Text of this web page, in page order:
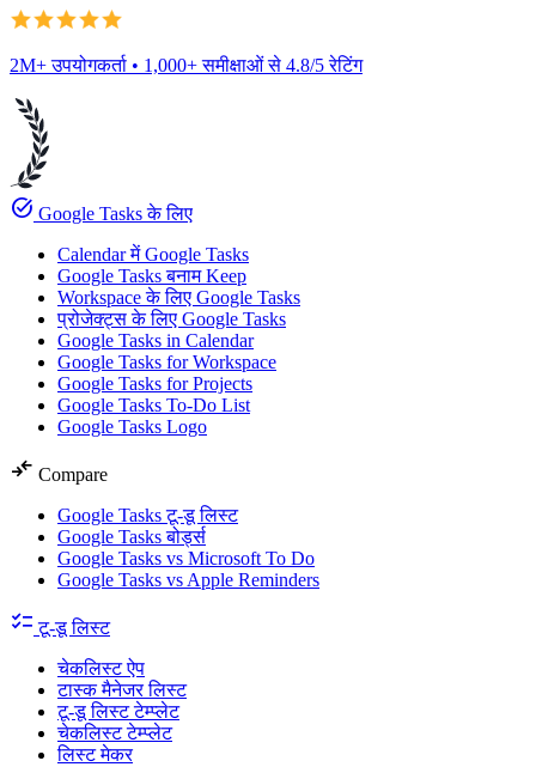
2M+ उपयोगकर्ता • 1,000+ समीक्षाओं से 4.8/5 रेटिंग
task_alt Google Tasks के लिए
Calendar में Google Tasks
Google Tasks बनाम Keep
Workspace के लिए Google Tasks
प्रोजेक्ट्स के लिए Google Tasks
Google Tasks in Calendar
Google Tasks for Workspace
Google Tasks for Projects
Google Tasks To-Do List
Google Tasks Logo
compare_arrows Compare
Google Tasks टू-डू लिस्ट
Google Tasks बोर्ड्स
Google Tasks vs Microsoft To Do
Google Tasks vs Apple Reminders
checklist टू-डू लिस्ट
चेकलिस्ट ऐप
टास्क मैनेजर लिस्ट
टू-डू लिस्ट टेम्प्लेट
चेकलिस्ट टेम्प्लेट
लिस्ट मेकर